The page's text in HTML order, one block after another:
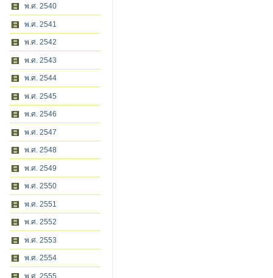
พ.ศ. 2540
พ.ศ. 2541
พ.ศ. 2542
พ.ศ. 2543
พ.ศ. 2544
พ.ศ. 2545
พ.ศ. 2546
พ.ศ. 2547
พ.ศ. 2548
พ.ศ. 2549
พ.ศ. 2550
พ.ศ. 2551
พ.ศ. 2552
พ.ศ. 2553
พ.ศ. 2554
พ.ศ. 2555